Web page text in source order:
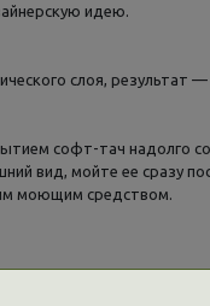
идею.
слоя, результат
софт-тач надолго
вид, мойте ее сразу
моющим средством.